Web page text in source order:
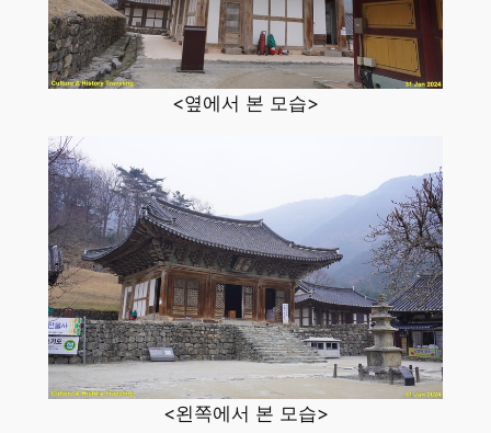
<옆에서 본 모습>
<왼쪽에서 본 모습>